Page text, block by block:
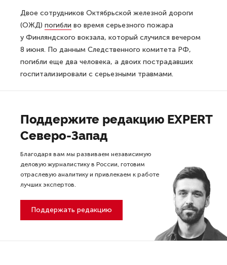
Двое сотрудников Октябрьской железной дороги
(ОЖД) погибли во время серьезного пожара
у Финляндского вокзала, который случился вечером
8 июня. По данным Следственного комитета РФ,
погибли еще два человека, а двоих пострадавших
госпитализировали с серьезными травмами.
Поддержите редакцию EXPERT
Северо-Запад
Благодаря вам мы развиваем независимую
деловую журналистику в России, готовим
отраслевую аналитику и привлекаем к работе
лучших экспертов.
Поддержать редакцию